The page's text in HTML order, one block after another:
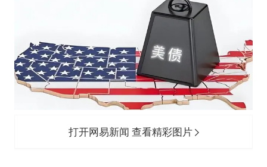
打开网易新闻 查看精彩图片